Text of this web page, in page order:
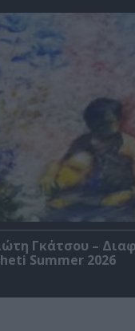
Γκάτσου –
Summer 2026